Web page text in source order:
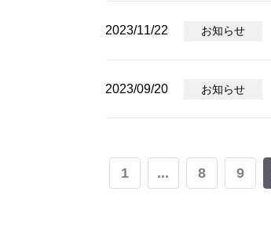
2023/11/22 お知らせ
2023/09/20 お知らせ
1 ... 8 9